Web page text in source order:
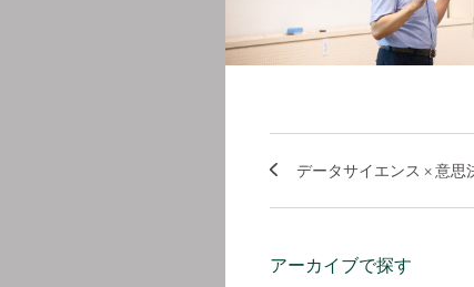
データサイエンス × 意思
アーカイブで探す